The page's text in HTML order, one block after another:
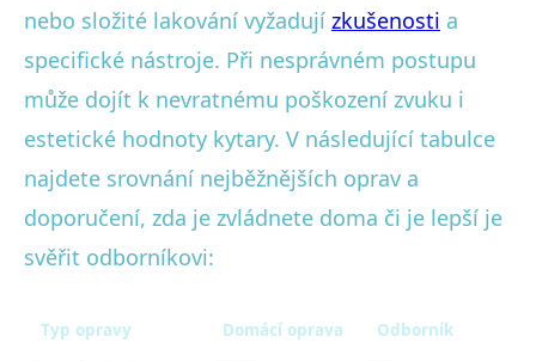
nebo složité lakování vyžadují zkušenosti a
specifické nástroje. Při nesprávném postupu
může dojít k nevratnému poškození zvuku i
estetické hodnoty kytary. V následující tabulce
najdete srovnání nejběžnějších oprav a
doporučení, zda je zvládnete doma či je lepší je
svěřit odborníkovi:
Typ opravy Domácí oprava Odborník